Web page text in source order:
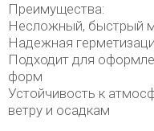
Преимущества:
Несложный, быстрый
Надежная
Подходит для
форм
Устойчивость к
ветру и осадкам